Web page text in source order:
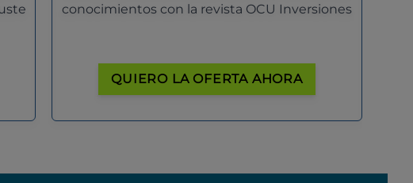
conocimientos con la revista OCU Inversiones
QUIERO LA OFERTA AHORA